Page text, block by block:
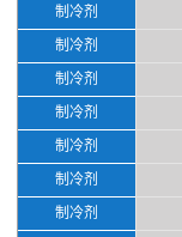
制冷剂
制冷剂
制冷剂
制冷剂
制冷剂
制冷剂
制冷剂